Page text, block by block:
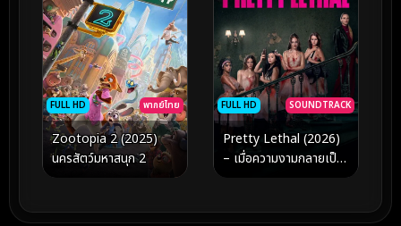
FULL HD พากย์ไทย
Zootopia 2 (2025)
นครสัตว์มหาสนุก 2
FULL HD SOUNDTRACK
Pretty Lethal (2026)
– เมื่อความงามกลายเป็น